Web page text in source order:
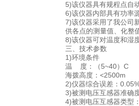
5)该仪器具有规程点自
6)该仪器内部具有功率
7)该仪器采用了我公司
供各点的测量值、化整
8)该仪器可对温度和湿
三、 技术参数
1)环境条件
温 度：（5~40）C
海拨高度：
2)仪器综合误差：
3)被测电压互感器准确
4)被测电压互感器类型